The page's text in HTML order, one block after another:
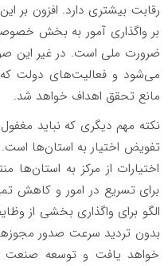
بر واگذاری آمور به بخش
ضرورت ملی است. در غیر این
می‌شود و فعالیت‌های دولت که
مانع تحقق اهداف خواهد شد.
نکته مهم دیگری که نباید
تفویض اختیار به استان‌ها
اختیارات از مرکز به
برای تسریع در امور و کاهش
الگو برای واگذاری بخشی از
بدون تردید سرعت صدور
خواهد یافت و توسعه صنعت